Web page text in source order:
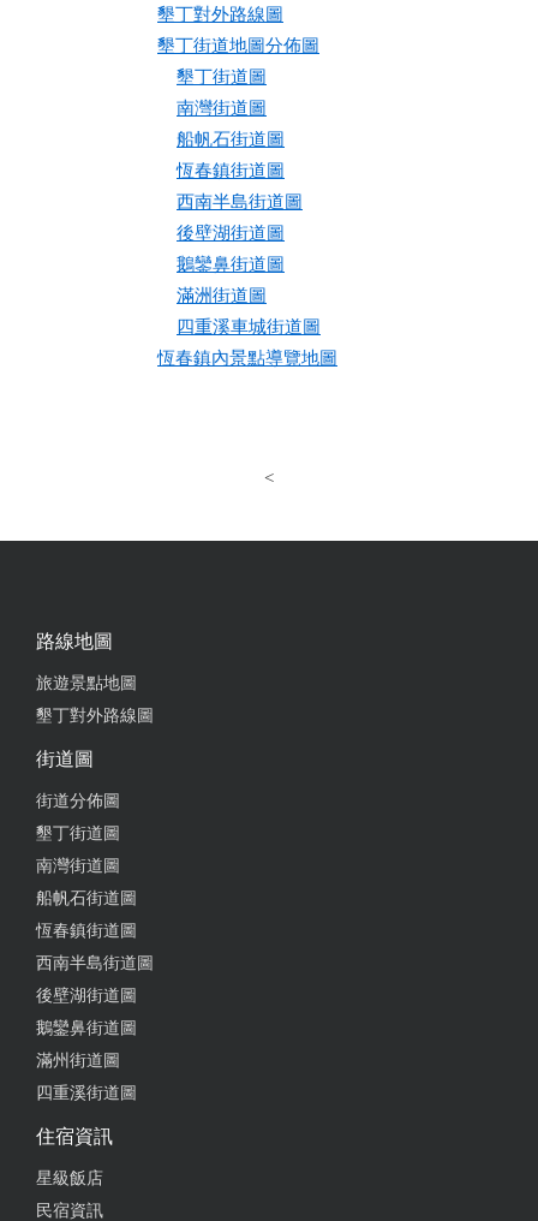
墾丁對外路線圖
墾丁街道地圖分佈圖
墾丁街道圖
南灣街道圖
船帆石街道圖
恆春鎮街道圖
西南半島街道圖
後壁湖街道圖
鵝鑾鼻街道圖
滿洲街道圖
四重溪車城街道圖
恆春鎮內景點導覽地圖
<
路線地圖
旅遊景點地圖
墾丁對外路線圖
街道圖
街道分佈圖
墾丁街道圖
南灣街道圖
船帆石街道圖
恆春鎮街道圖
西南半島街道圖
後壁湖街道圖
鵝鑾鼻街道圖
滿州街道圖
四重溪街道圖
住宿資訊
星級飯店
民宿資訊